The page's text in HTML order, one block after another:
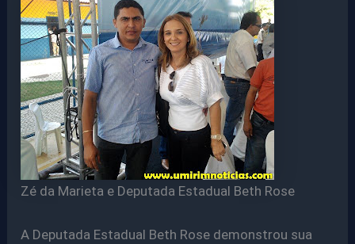
Zé da Marieta e Deputada Estadual Beth Rose
A Deputada Estadual Beth Rose demonstrou sua